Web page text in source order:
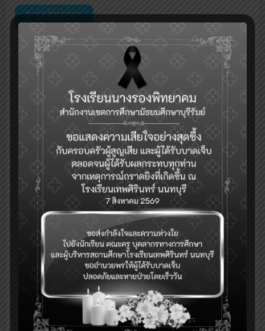
E-SERVICES
กลุ่มงานบริหารวิชาการ
ระบบเช็คชื่อออนไลน์(toSchool)
ระบบงานทะเบียน-วัดผล-ดูผลการเรียน(SGS)
รับสมัครคัดเลือกบุคคลเพื่อเป็นลูกจ้างชั่วคราว (Application for
Temporary Employee Positions)
ระบบจองห้อง/สถานที่
ระบบสำรวจแววความสามารถพิเศษ(วัดแวว)
การแนะแนวดูแลสุขภาพจิตนักเรียนและระบบการดูแลช่วยเหลือนักเรียนใน
สถานศึกษา สังกัด สพฐ.(hero OBEC care)
ปฏิทินกิจกรรม
eDOC-ระบบสารบรรณอิเล็กทรอนิกส์
eDMS-ระบบการจัดการเอกสารอิเล็กทรอนิกส์
eBooking-ระบบจองห้องประชุม
ระบบสนับสนุนการบริหารจัดการสำนักงานเขตพื้นที่การศึกษา(AMSS++)
ระบบตรวจสอบเงินเดือน (E-Money)
ระบบบริหารจัดการข้อมูลสารสนเทศของสถานศึกษา สพม.บุรีรัมย์
ระบบจัดเก็บข้อมูลนักเรียนรายบุคคล (DMC)
ระบบดูแลช่วยเหลือนักเรียน สพม.บุรีรัมย์(Care for All)
ระบบสำนักงานอิเล็กทรอนิกส์(Smart OBEC)